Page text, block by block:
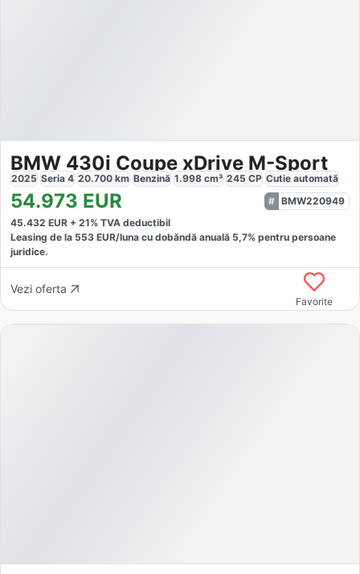
BMW 430i Coupe xDrive M-Sport
2025 Seria 4 20.700 km Benzină 1.998 cm³ 245 CP Cutie automată
54.973 EUR
BMW220949
45.432 EUR + 21% TVA deductibil
Leasing de la 553 EUR/luna cu dobăndă anuală 5,7% pentru persoane
juridice.
Vezi oferta
Favorite